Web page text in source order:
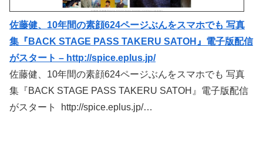
佐藤健、10年間の素顔624ページぶんをスマホでも 写真
集『BACK STAGE PASS TAKERU SATOH』電子版配信
がスタート – http://spice.eplus.jp/
佐藤健、10年間の素顔624ページぶんをスマホでも 写真
集『BACK STAGE PASS TAKERU SATOH』電子版配信
がスタート http://spice.eplus.jp/…